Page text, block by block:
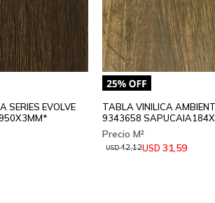
SERIES EVOLVE
TABLA VINILICA
9343658
USD 31,59
USD42,12